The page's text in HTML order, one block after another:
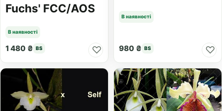
Fuchs' FCC/AOS
В наявності
1 480 ₴ BS ♡
В наявності
980 ₴ BS ♡